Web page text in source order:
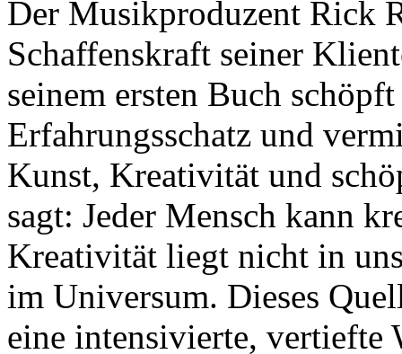
Der Musikproduzent Rick
Schaffenskraft seiner
seinem ersten Buch
Erfahrungsschatz und
Kunst, Kreativität und
sagt: Jeder Mensch kann
Kreativität liegt nicht in
im Universum. Dieses
eine intensivierte, vertiefte